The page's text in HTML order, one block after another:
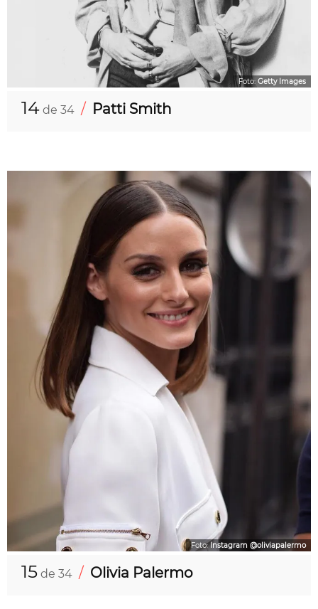
Foto: Getty Images
14 de 34 / Patti Smith
Foto:Instagram @oliviapalermo
15 de 34 / Olivia Palermo